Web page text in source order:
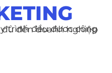
và phổ biến đầy đủ đến doanh nghiệp